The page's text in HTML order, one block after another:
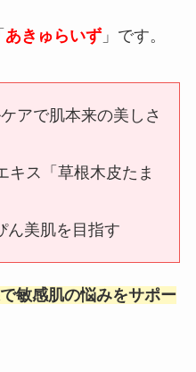
あきゅらいず」です。
アで肌本来の美しさ
キス「草根木皮たま
ん美肌を目指す
敏感肌の悩みをサポー